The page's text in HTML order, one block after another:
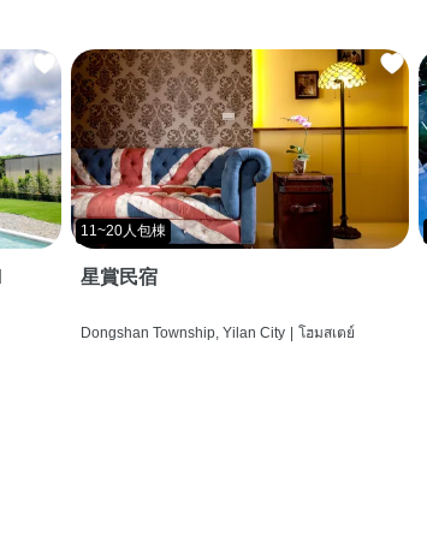
11~20人包棟
星賞民宿
Dongshan Township, Yilan City | โฮมสเตย์